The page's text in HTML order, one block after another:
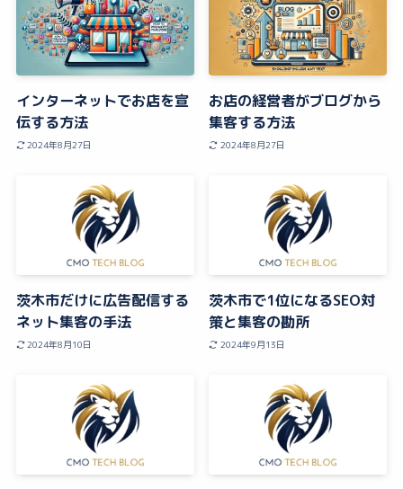
インターネットでお店を宣
伝する方法
2024年8月27日
お店の経営者がブログから
集客する方法
2024年8月27日
茨木市だけに広告配信する
ネット集客の手法
2024年8月10日
茨木市で1位になるSEO対
策と集客の勘所
2024年9月13日